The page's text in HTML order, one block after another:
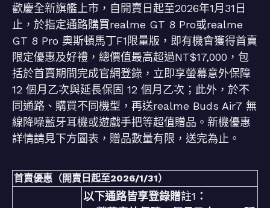
歡慶全新旗艦上市，自開賣日起至2026年1月31日
止，於指定通路購買realme GT 8 Pro或realme
GT 8 Pro 奧斯頓馬丁F1限量版，即有機會獲得首賣
限定優惠及好禮，總價值最高超過NT$17,000，包
括於首賣期間完成官網登錄，立即享螢幕意外保障
12 個月乙次與延長保固 12 個月乙次；此外，於不
同通路、購買不同機型，再送realme Buds Air7 無
線降噪藍牙耳機或遊戲手把等超值贈品。新機優惠
詳情請見下方圖表，贈品數量有限，送完為止。
首賣優惠（開賣日起至2026/1/31）
以下通路皆享登錄贈註1 ：